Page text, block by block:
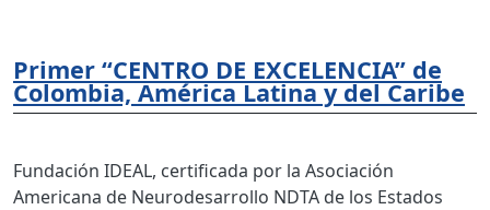
Primer “CENTRO DE EXCELENCIA” de
Colombia, América Latina y del Caribe
Fundación IDEAL, certificada por la Asociación
Americana de Neurodesarrollo NDTA de los Estados